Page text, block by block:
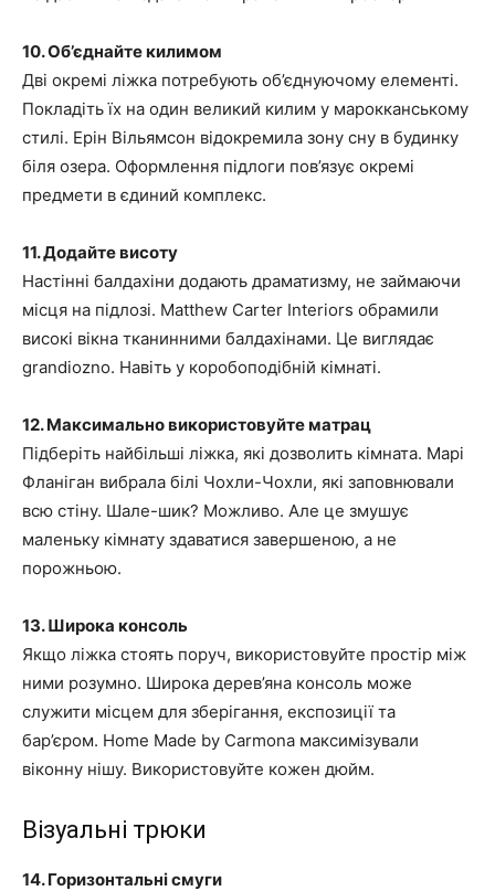
10. Об’єднайте килимом
Дві окремі ліжка потребують об’єднуючому елементі.
Покладіть їх на один великий килим у марокканському
стилі. Ерін Вільямсон відокремила зону сну в будинку
біля озера. Оформлення підлоги пов’язує окремі
предмети в єдиний комплекс.
11. Додайте висоту
Настінні балдахіни додають драматизму, не займаючи
місця на підлозі. Matthew Carter Interiors обрамили
високі вікна тканинними балдахінами. Це виглядає
grandiozno. Навіть у коробоподібній кімнаті.
12. Максимально використовуйте матрац
Підберіть найбільші ліжка, які дозволить кімната. Марі
Фланіган вибрала білі Чохли-Чохли, які заповнювали
всю стіну. Шале-шик? Можливо. Але це змушує
маленьку кімнату здаватися завершеною, а не
порожньою.
13. Широка консоль
Якщо ліжка стоять поруч, використовуйте простір між
ними розумно. Широка дерев’яна консоль може
служити місцем для зберігання, експозиції та
бар’єром. Home Made by Carmona максимізували
віконну нішу. Використовуйте кожен дюйм.
Візуальні трюки
14. Горизонтальні смуги